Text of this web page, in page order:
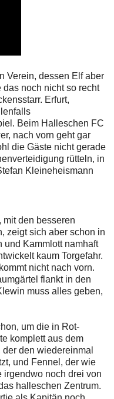
Verein, dessen Elf aber
noch nicht so recht
Erfurt,
Beim Halleschen FC
nach vorn geht gar
die Gäste nicht gerade
rütteln, in
Kleineheismann
mit den besseren
zeigt sich aber schon in
und Kammlott namhaft
kaum Torgefahr.
nicht nach vorn.
flankt in den
muss alles geben,
um die in Rot-
komplett aus dem
den wiedereinmal
und Fennel, der wie
irgendwo noch drei von
halleschen Zentrum.